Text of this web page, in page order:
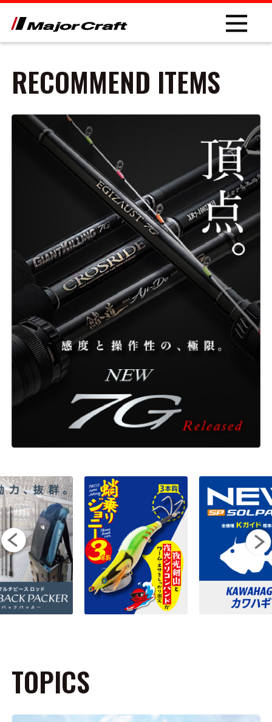
NEW
PRODUCT
OTHER
ONLINE SHOP
OVERSEAS
OFFICIAL FAN CLUB
CUSTOMER
CATALOGUE
RECOMMEND ITEMS
TOPICS